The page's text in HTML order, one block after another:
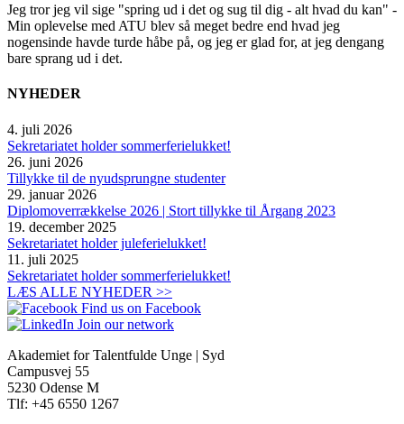
Jeg tror jeg vil sige "spring ud i det og sug til dig - alt hvad du kan" -
Min oplevelse med ATU blev så meget bedre end hvad jeg
nogensinde havde turde håbe på, og jeg er glad for, at jeg dengang
bare sprang ud i det.
NYHEDER
4. juli 2026
Sekretariatet holder sommerferielukket!
26. juni 2026
Tillykke til de nyudsprungne studenter
29. januar 2026
Diplomoverrækkelse 2026 | Stort tillykke til Årgang 2023
19. december 2025
Sekretariatet holder juleferielukket!
11. juli 2025
Sekretariatet holder sommerferielukket!
LÆS ALLE NYHEDER >>
Find us on Facebook
Join our network
Akademiet for Talentfulde Unge | Syd
Campusvej 55
5230 Odense M
Tlf: +45 6550 1267